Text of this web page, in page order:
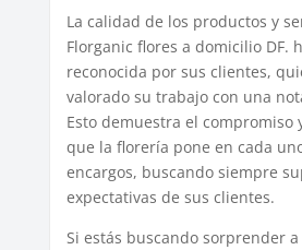
La calidad de los productos y
Florganic flores a domicilio DF.
reconocida por sus clientes,
valorado su trabajo con una
Esto demuestra el compromiso
que la florería pone en cada
encargos, buscando siempre
expectativas de sus clientes.
Si estás buscando sorprender